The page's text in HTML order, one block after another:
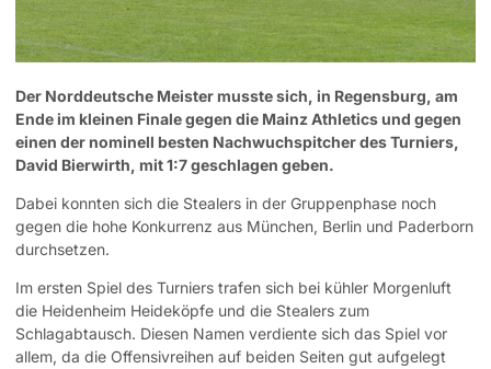
Der Norddeutsche Meister musste sich, in Regensburg, am
Ende im kleinen Finale gegen die Mainz Athletics und gegen
einen der nominell besten Nachwuchspitcher des Turniers,
David Bierwirth, mit 1:7 geschlagen geben.
Dabei konnten sich die Stealers in der Gruppenphase noch
gegen die hohe Konkurrenz aus München, Berlin und Paderborn
durchsetzen.
Im ersten Spiel des Turniers trafen sich bei kühler Morgenluft
die Heidenheim Heideköpfe und die Stealers zum
Schlagabtausch. Diesen Namen verdiente sich das Spiel vor
allem, da die Offensivreihen auf beiden Seiten gut aufgelegt